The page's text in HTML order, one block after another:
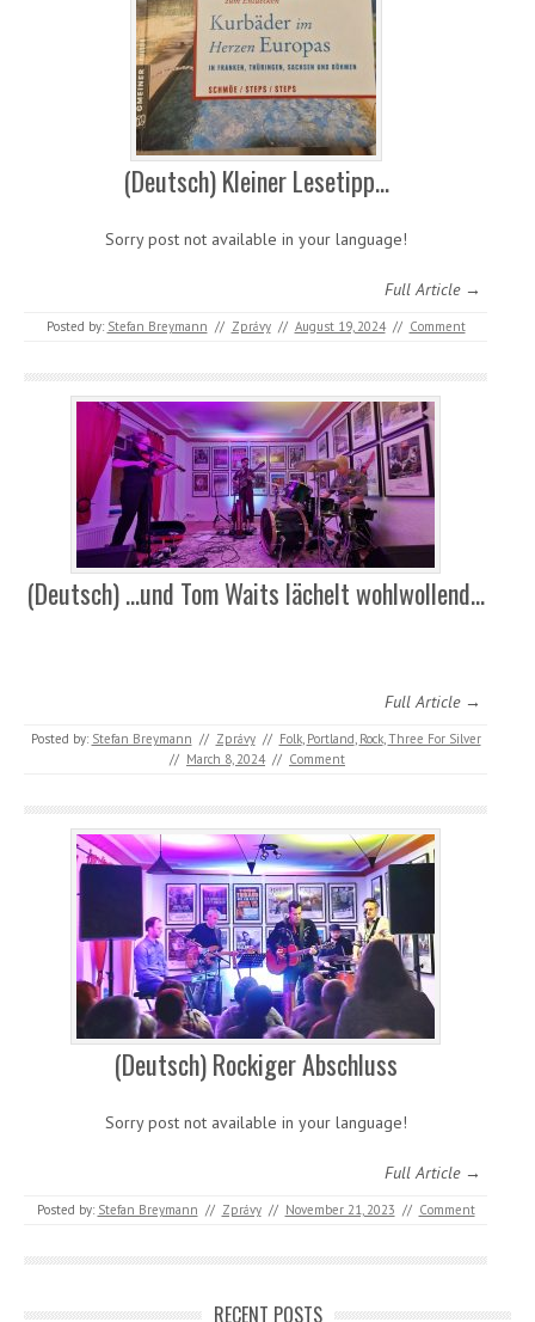
(Deutsch) Kleiner Lesetipp…
Sorry post not available in your language!
Full Article →
Posted by: Stefan Breymann // Zprávy // August 19, 2024 // Comment
(Deutsch) …und Tom Waits lächelt wohlwollend…
Full Article →
Posted by: Stefan Breymann // Zprávy // Folk, Portland, Rock,Three For Silver
// March 8, 2024 // Comment
(Deutsch) Rockiger Abschluss
Sorry post not available in your language!
Full Article →
Posted by: Stefan Breymann // Zprávy // November 21, 2023 // Comment
RECENT POSTS